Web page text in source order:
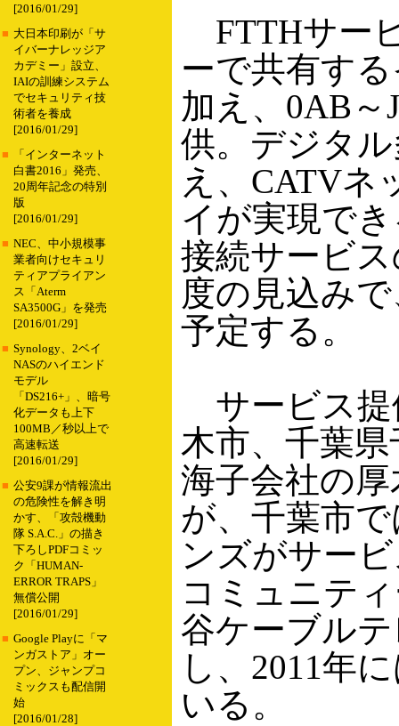
[2016/01/29]
■ 大日本印刷が「サ
イバーナレッジア
カデミー」設立、
IAIの訓練システム
でセキュリティ技
術者を養成
[2016/01/29]
■
「インターネット
白書2016」発売、
20周年記念の特別
版
[2016/01/29]
■ NEC、中小規模事
業者向けセキュリ
ティアプライアン
ス「Aterm
SA3500G」を発売
[2016/01/29]
■ Synology、2ベイ
NASのハイエンド
モデル
「DS216+」、暗号
化データも上下
100MB／秒以上で
高速転送
[2016/01/29]
■ 公安9課が情報流出
の危険性を解き明
かす、「攻殻機動
隊 S.A.C.」の描き
下ろしPDFコミッ
ク「HUMAN-
ERROR TRAPS」
無償公開
[2016/01/29]
■ Google Playに「マ
ンガストア」オー
プン、ジャンプコ
ミックスも配信開
始
[2016/01/28]
FTTHサー
ーで共有す
加え、0AB～
供。デジタ
え、CATVネ
イが実現で
接続サービ
度の見込み
予定する。
サービス提
木市、千葉
海子会社の
が、千葉市
ンズがサー
コミュニテ
谷ケーブル
し、2011年
いる。